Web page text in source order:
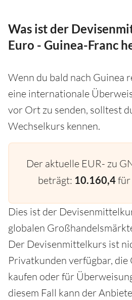
Was ist der
Euro - Guinea-Franc
Wenn du bald nach Guinea
eine internationale
vor Ort zu senden, solltest
Wechselkurs kennen.
Der aktuelle EUR- zu
beträgt: 10.160,4für
Dies ist der
globalen
Der Devisenmittelkurs ist
Privatkunden verfügbar, die
kaufen oder für
diesem Fall kann der